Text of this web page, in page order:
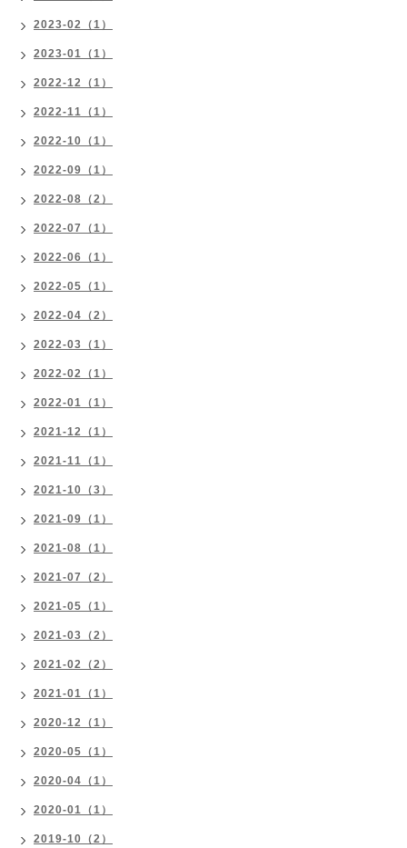
2023-02（1）
2023-01（1）
2022-12（1）
2022-11（1）
2022-10（1）
2022-09（1）
2022-08（2）
2022-07（1）
2022-06（1）
2022-05（1）
2022-04（2）
2022-03（1）
2022-02（1）
2022-01（1）
2021-12（1）
2021-11（1）
2021-10（3）
2021-09（1）
2021-08（1）
2021-07（2）
2021-05（1）
2021-03（2）
2021-02（2）
2021-01（1）
2020-12（1）
2020-05（1）
2020-04（1）
2020-01（1）
2019-10（2）